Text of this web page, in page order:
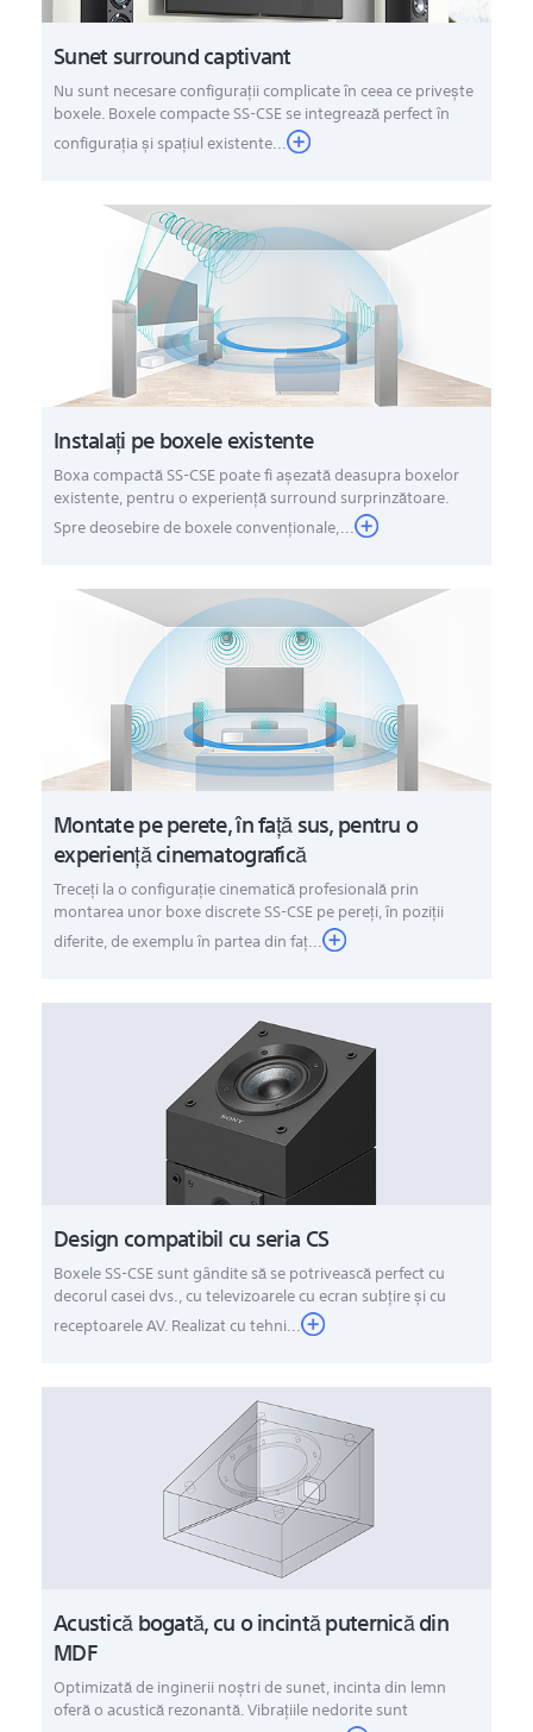
Sunet surround captivant
Nu sunt necesare configuraţii complicate în ceea ce priveşte
boxele. Boxele compacte SS-CSE se integrează perfect în
configuraţia şi spaţiul existente...
Instalaţi pe boxele existente
Boxa compactă SS-CSE poate fi aşezată deasupra boxelor
existente, pentru o experienţă surround surprinzătoare.
Spre deosebire de boxele convenţionale,...
Montate pe perete, în faţă sus, pentru o
experienţă cinematografică
Treceţi la o configuraţie cinematică profesională prin
montarea unor boxe discrete SS-CSE pe pereţi, în poziţii
diferite, de exemplu în partea din faţ...
Design compatibil cu seria CS
Boxele SS-CSE sunt gândite să se potrivească perfect cu
decorul casei dvs., cu televizoarele cu ecran subţire şi cu
receptoarele AV. Realizat cu tehni...
Acustică bogată, cu o incintă puternică din
MDF
Optimizată de inginerii noştri de sunet, incinta din lemn
oferă o acustică rezonantă. Vibraţiile nedorite sunt